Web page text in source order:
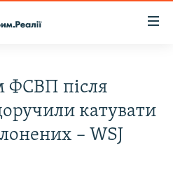
ФСВП після
катувати
– WSJ